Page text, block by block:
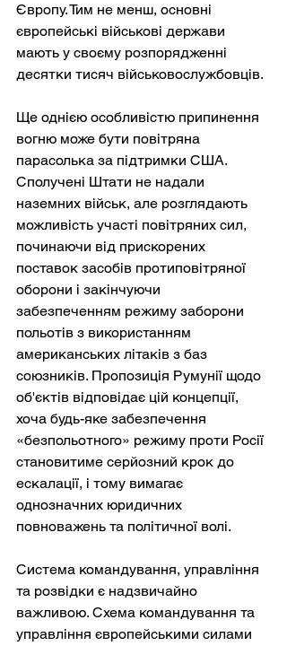
Європу. Тим не менш, основні
європейські військові держави
мають у своєму розпорядженні
десятки тисяч військовослужбовців.
Ще однією особливістю припинення
вогню може бути повітряна
парасолька за підтримки США.
Сполучені Штати не надали
наземних військ, але розглядають
можливість участі повітряних сил,
починаючи від прискорених
поставок засобів протиповітряної
оборони і закінчуючи
забезпеченням режиму заборони
польотів з використанням
американських літаків з баз
союзників. Пропозиція Румунії щодо
об'єктів відповідає цій концепції,
хоча будь-яке забезпечення
«безпольотного» режиму проти Росії
становитиме серйозний крок до
ескалації, і тому вимагає
однозначних юридичних
повноважень та політичної волі.
Система командування, управління
та розвідки є надзвичайно
важливою. Схема командування та
управління європейськими силами